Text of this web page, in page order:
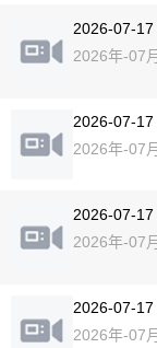
2026-07-
2026年-07
2026-07-17
2026年-07
2026-07-17
2026年-07
2026-07-
2026年-07